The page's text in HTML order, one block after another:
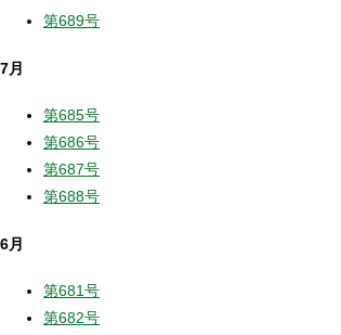
第689号
7月
第685号
第686号
第687号
第688号
6月
第681号
第682号